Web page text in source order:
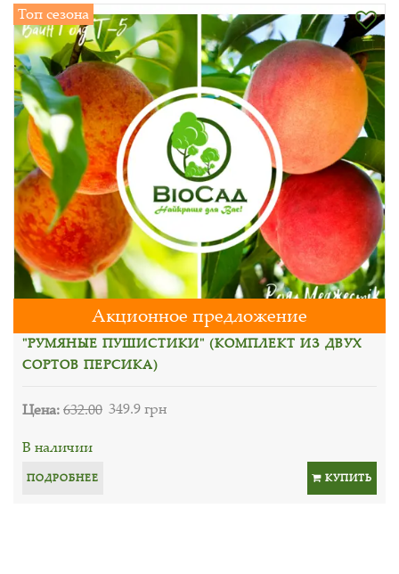
Топ сезона
Акционное предложение
"РУМЯНЫЕ ПУШИСТИКИ" (КОМПЛЕКТ ИЗ ДВУХ
СОРТОВ ПЕРСИКА)
Цена:632.00 349.9 грн
В наличии
ПОДРОБНЕЕ КУПИТЬ